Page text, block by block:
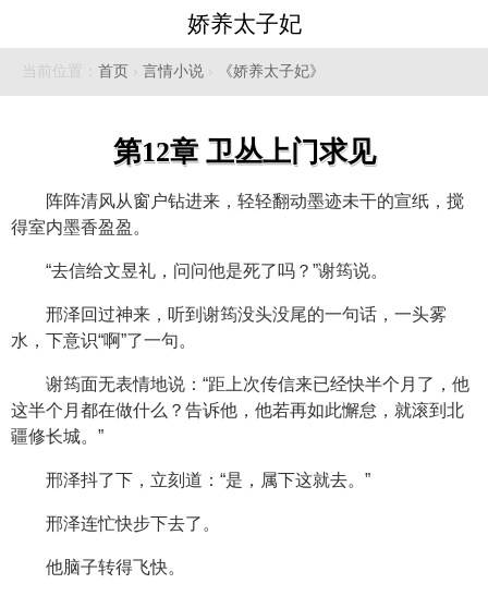
娇养太子妃
当前位置： 首页 › 言情小说 › 《娇养太子妃》
第12章 卫丛上门求见
阵阵清风从窗户钻进来，轻轻翻动墨迹未干的宣纸，搅
得室内墨香盈盈。
“去信给文昱礼，问问他是死了吗？”谢筠说。
邢泽回过神来，听到谢筠没头没尾的一句话，一头雾
水，下意识“啊”了一句。
谢筠面无表情地说：“距上次传信来已经快半个月了，他
这半个月都在做什么？告诉他，他若再如此懈怠，就滚到北
疆修长城。”
邢泽抖了下，立刻道：“是，属下这就去。”
邢泽连忙快步下去了。
他脑子转得飞快。